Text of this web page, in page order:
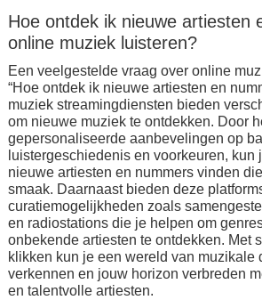
Hoe ontdek ik nieuwe artiesten
online muziek luisteren?
Een veelgestelde vraag over online
“Hoe ontdek ik nieuwe artiesten en
muziek streamingdiensten bieden
om nieuwe muziek te ontdekken. Door
gepersonaliseerde aanbevelingen op
luistergeschiedenis en voorkeuren, kun
nieuwe artiesten en nummers vinden
smaak. Daarnaast bieden deze
curatiemogelijkheden zoals
en radiostations die je helpen om
onbekende artiesten te ontdekken. Met
klikken kun je een wereld van muzikale
verkennen en jouw horizon verbreden
en talentvolle artiesten.